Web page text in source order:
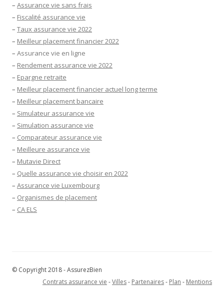
– Assurance vie sans frais
– Fiscalité assurance vie
– Taux assurance vie 2022
– Meilleur placement financier 2022
– Assurance vie en ligne
– Rendement assurance vie 2022
– Epargne retraite
– Meilleur placement financier actuel long terme
– Meilleur placement bancaire
– Simulateur assurance vie
– Simulation assurance vie
– Comparateur assurance vie
– Meilleure assurance vie
– Mutavie Direct
– Quelle assurance vie choisir en 2022
– Assurance vie Luxembourg
– Organismes de placement
– CA ELS
© Copyright 2018 - AssurezBien
Contrats assurance vie -Villes- Partenaires- Plan - Mentions